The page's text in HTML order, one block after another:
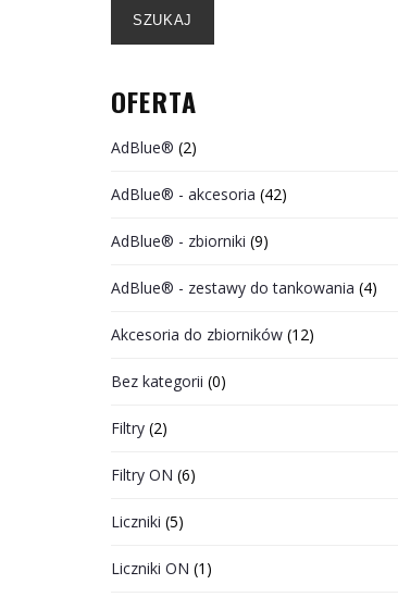
SZUKAJ
OFERTA
AdBlue® (2)
AdBlue® - akcesoria (42)
AdBlue® - zbiorniki (9)
AdBlue® - zestawy do tankowania (4)
Akcesoria do zbiorników (12)
Bez kategorii (0)
Filtry (2)
Filtry ON (6)
Liczniki (5)
Liczniki ON (1)